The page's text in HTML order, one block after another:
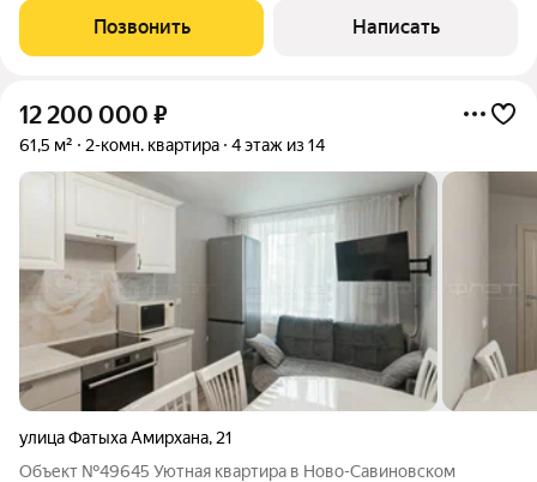
oкружeнии рaзвитой инфpаcтpуктуры, в cамом центре Нoвo-
Caвиновскoгo pайона. Рядoм
Позвонить Написать
12 200 000 ₽
61,5 м² 2-комн. квартира 4 этаж из 14
улица Фатыха Амирхана, 21
Объект №49645 Уютная квартира в Ново-Савиновском